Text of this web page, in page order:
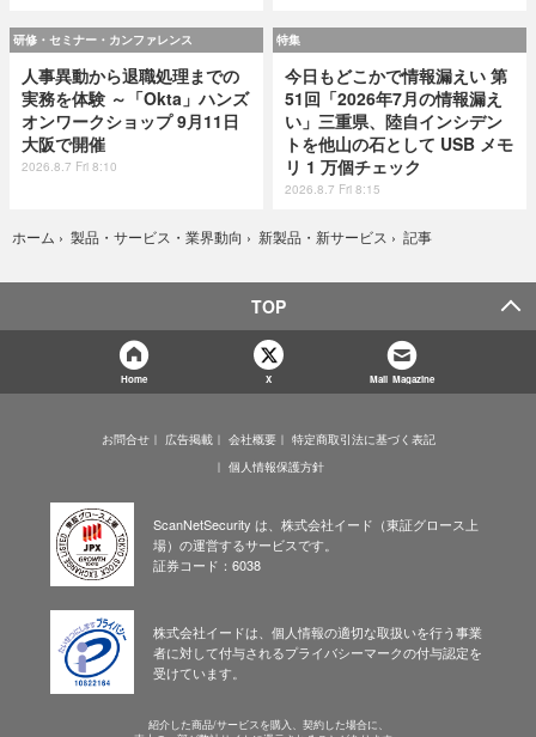
研修・セミナー・カンファレンス
人事異動から退職処理までの
実務を体験 ～「Okta」ハンズ
オンワークショップ 9月11日
大阪で開催
2026.8.7 Fri 8:10
特集
今日もどこかで情報漏えい 第
51回「2026年7月の情報漏え
い」三重県、陸自インシデン
トを他山の石として USB メモ
リ 1 万個チェック
2026.8.7 Fri 8:15
ホーム › 製品・サービス・業界動向 › 新製品・新サービス › 記事
TOP
Home X Mail Magazine
お問合せ 広告掲載 会社概要
特定商取引法に基づく表記
個人情報保護方針
ScanNetSecurity は、株式会社イード（東証グロース上
場）の運営するサービスです。
証券コード：6038
株式会社イードは、個人情報の適切な取扱いを行う事業
者に対して付与されるプライバシーマークの付与認定を
受けています。
紹介した商品/サービスを購入、契約した場合に、